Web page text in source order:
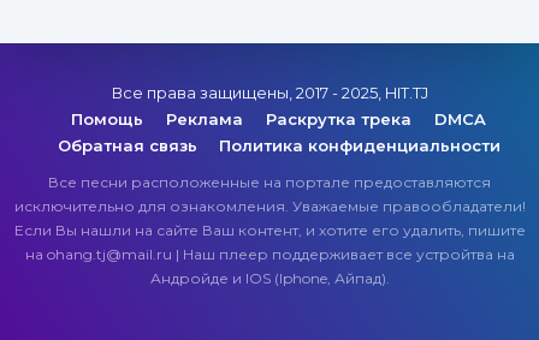
Все права защищены, 2017 - 2025, HIT.TJ
Помощь
Реклама Раскрутка трека
DMCA
Обратная связь
Политика конфиденциальности
Все песни расположенные на портале предоставляются
исключительно для ознакомления. Уважаемые правообладатели!
Если Вы нашли на сайте Ваш контент, и хотите его удалить, пишите
на ohang.tj@mail.ru | Наш плеер поддерживает все устройтва на
Андройде и IOS (Iphone, Айпад).